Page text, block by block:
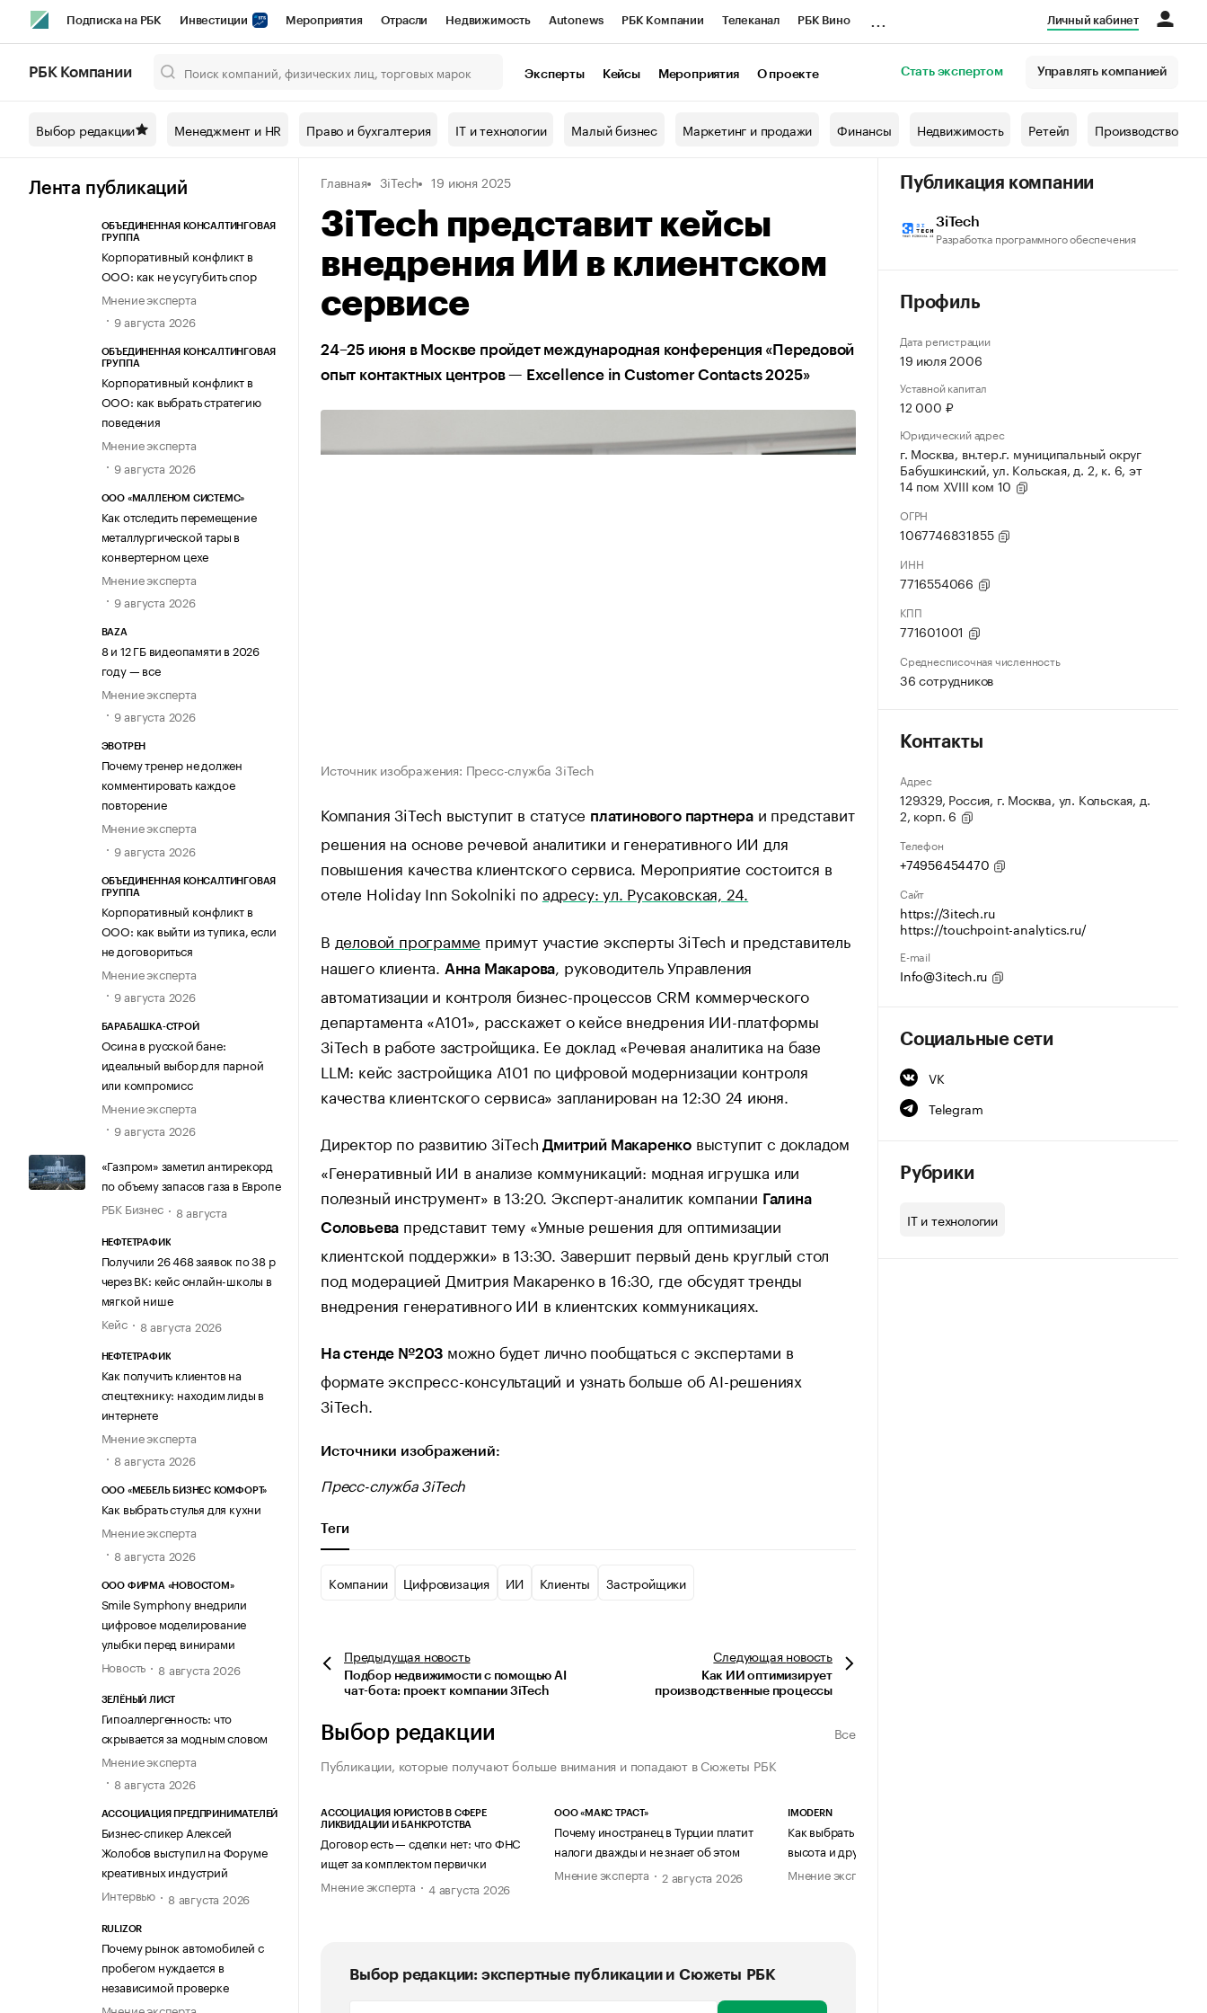
Подписка на РБК Инвестиции Мероприятия Отрасли Недвижимость Autonews РБК Компании Телеканал РБК Вино
Спецпроекты СПб Конференции СПб Спецпроекты Проверка контрагентов
Технологии и медиа Рынок наличной валюты
Личный кабинет
РБК Компании Эксперты Кейсы Мероприятия О проекте Стать экспертом Управлять компанией
Выбор редакции Менеджмент и HR Право и бухгалтерия IT и технологии Малый бизнес Маркетинг и продажи Финансы Недвижимость Ретейл Производство
Лента публикаций
ОБЪЕДИНЕННАЯ КОНСАЛТИНГОВАЯ
ГРУППА
Корпоративный конфликт в
ООО: как не усугубить спор
Мнение эксперта
9 августа 2026
ОБЪЕДИНЕННАЯ КОНСАЛТИНГОВАЯ
ГРУППА
Корпоративный конфликт в
ООО: как выбрать стратегию
поведения
Мнение эксперта
9 августа 2026
ООО «МАЛЛЕНОМ СИСТЕМС»
Как отследить перемещение
металлургической тары в
конвертерном цехе
Мнение эксперта
9 августа 2026
BAZA
8 и 12 ГБ видеопамяти в 2026
году — все
Мнение эксперта
9 августа 2026
ЭВОТРЕН
Почему тренер не должен
комментировать каждое
повторение
Мнение эксперта
9 августа 2026
ОБЪЕДИНЕННАЯ КОНСАЛТИНГОВАЯ
ГРУППА
Корпоративный конфликт в
ООО: как выйти из тупика, если
не договориться
Мнение эксперта
9 августа 2026
БАРАБАШКА-СТРОЙ
Осина в русской бане:
идеальный выбор для парной
или компромисс
Мнение эксперта
9 августа 2026
«Газпром» заметил антирекорд
по объему запасов газа в Европе
РБК Бизнес
8 августа
НЕФТЕТРАФИК
Получили 26 468 заявок по 38 р
через ВК: кейс онлайн-школы в
мягкой нише
Кейс
8 августа 2026
НЕФТЕТРАФИК
Как получить клиентов на
спецтехнику: находим лиды в
интернете
Мнение эксперта
8 августа 2026
ООО «МЕБЕЛЬ БИЗНЕС КОМФОРТ»
Как выбрать стулья для кухни
Мнение эксперта
8 августа 2026
ООО ФИРМА «НОВОСТОМ»
Smile Symphony внедрили
цифровое моделирование
улыбки перед винирами
Новость
8 августа 2026
ЗЕЛЁНЫЙ ЛИСТ
Гипоаллергенность: что
скрывается за модным словом
Мнение эксперта
8 августа 2026
АССОЦИАЦИЯ ПРЕДПРИНИМАТЕЛЕЙ
Бизнес-спикер Алексей
Жолобов выступил на Форуме
креативных индустрий
Интервью
8 августа 2026
RULIZOR
Почему рынок автомобилей с
пробегом нуждается в
независимой проверке
Мнение эксперта
Главная 3iTech 19 июня 2025
3iTech представит кейсы
внедрения ИИ в клиентском
сервисе
24–25 июня в Москве пройдет международная конференция «Передовой
опыт контактных центров — Excellence in Customer Contacts 2025»
Источник изображения: Пресс-служба 3iTech
Компания 3iTech выступит в статусе платинового партнера и представит
решения на основе речевой аналитики и генеративного ИИ для
повышения качества клиентского сервиса. Мероприятие состоится в
отеле Holiday Inn Sokolniki поадресу: ул. Русаковская, 24.
В деловой программе примут участие эксперты 3iTech и представитель
нашего клиента.
Анна Макарова
, руководитель Управления
автоматизации и контроля бизнес-процессов CRM коммерческого
департамента «А101», расскажет о кейсе внедрения ИИ-платформы
3iTech в работе застройщика. Ее доклад «Речевая аналитика на базе
LLM: кейс застройщика А101 по цифровой модернизации контроля
качества клиентского сервиса» запланирован на 12:30 24 июня.
Директор по развитию 3iTech Дмитрий Макаренко выступит с докладом
«Генеративный ИИ в анализе коммуникаций: модная игрушка или
полезный инструмент» в 13:20. Эксперт-аналитик компании Галина
Соловьева представит тему «Умные решения для оптимизации
клиентской поддержки» в 13:30. Завершит первый день круглый стол
под модерацией Дмитрия Макаренко в 16:30, где обсудят тренды
внедрения генеративного ИИ в клиентских коммуникациях.
На стенде №203 можно будет лично пообщаться с экспертами в
формате экспресс-консультаций и узнать больше об AI-решениях
3iTech.
Источники изображений:
Пресс-служба 3iTech
Теги
Компании Цифровизация ИИ Клиенты Застройщики
Предыдущая новость
Подбор недвижимости с помощью AI
чат-бота: проект компании 3iTech
Следующаяновость
Как ИИ оптимизирует
производственные процессы
Выбор редакции
Все
Публикации, которые получают больше внимания и попадают в Сюжеты РБК
АССОЦИАЦИЯ ЮРИСТОВ В СФЕРЕ
ЛИКВИДАЦИИ И БАНКРОТСТВА
Договор есть — сделки нет: что ФНС
ищет за комплектом первички
Мнение эксперта
4 августа 2026
ООО «МАКС ТРАСТ»
Почему иностранец в Турции платит
налоги дважды и не знает об этом
Мнение эксперта
2 августа 2026
IMODERN
Как выбрать журнальный столик:
высота и другие ключевые параметры
Мнение эксперта
Выбор редакции: экспертные публикации и Сюжеты РБК
Публикация компании
3iTech
Разработка программного обеспечения
Профиль
Дата регистрации
19 июля 2006
Уставной капитал
12 000 ₽
Юридический адрес
г. Москва, вн.тер.г. муниципальный округ
Бабушкинский, ул. Кольская, д. 2, к. 6, эт
14 пом XVIII ком 10
ОГРН
1067746831855
ИНН
7716554066
КПП
771601001
Среднесписочная численность
36 сотрудников
Контакты
Адрес
129329, Россия, г. Москва, ул. Кольская, д.
2, корп. 6
Телефон
+74956454470
Сайт
https://3itech.ru
https://touchpoint-analytics.ru/
E-mail
Info@3itech.ru
Социальные сети
VK
Telegram
Рубрики
IT и технологии